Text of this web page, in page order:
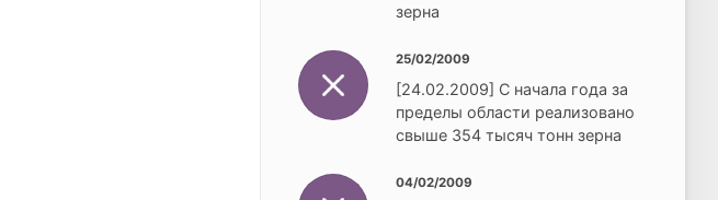
зерна
25/02/2009
[24.02.2009] С начала года за
пределы области реализовано
свыше 354 тысяч тонн зерна
04/02/2009